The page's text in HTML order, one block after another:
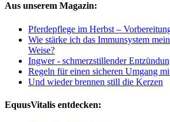
Aus unserem Magazin:
Pferdepflege im Herbst –
Wie stärke ich das Immunsystem
Weise?
Ingwer - schmerzstillender
Regeln für einen sicheren Umgang
Und wieder brennen still die Kerzen
EquusVitalis entdecken: